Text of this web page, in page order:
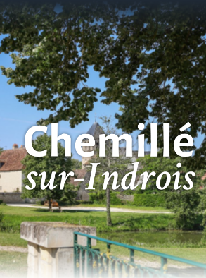
Panneau de gestion des cookies